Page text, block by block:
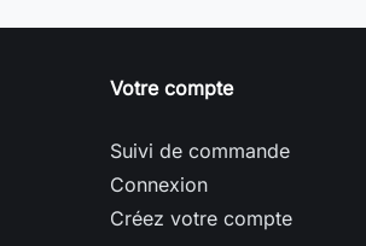
Votre compte
Suivi de commande
Connexion
Créez votre compte